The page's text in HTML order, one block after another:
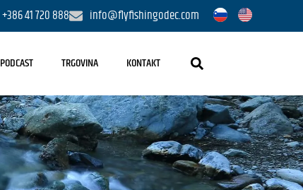
+386 41 720 888 info@flyfishingodec.com
PODCAST TRGOVINA KONTAKT